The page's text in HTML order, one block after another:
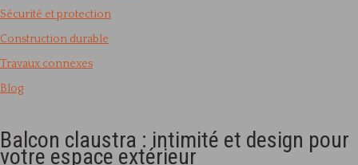
Sécurité et protection
Construction durable
Travaux connexes
Blog
Balcon claustra : intimité et design pour
votre espace extérieur